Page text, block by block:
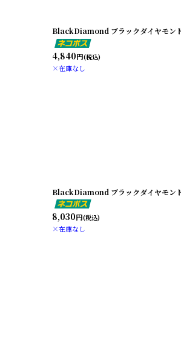
BlackDiamond ブラックダイヤモン
4,840円(税込)
×在庫なし
BlackDiamond ブラックダイヤモン
8,030円(税込)
×在庫なし